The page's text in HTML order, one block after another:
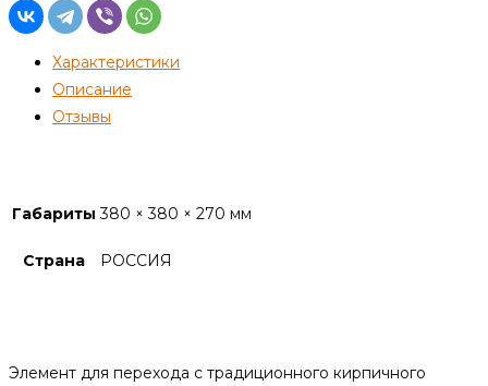
внутренний
(высокий)
380х380
Ф180
Характеристики
Описание
Отзывы
Габариты 380 × 380 × 270 мм
Страна РОССИЯ
Элемент для перехода с традиционного кирпичного